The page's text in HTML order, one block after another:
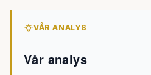
VÅR ANALYS
Vår analys